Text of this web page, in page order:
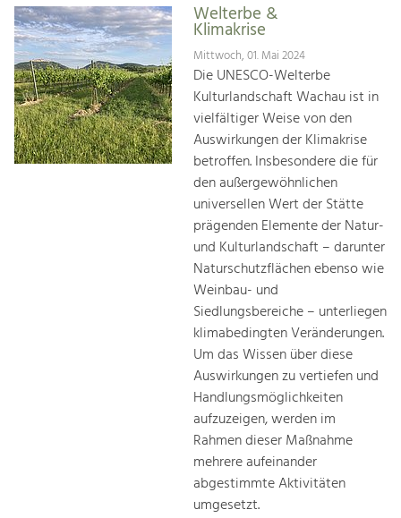
Welterbe &
Klimakrise
Mittwoch, 01. Mai 2024
Die UNESCO-Welterbe
Kulturlandschaft Wachau ist in
vielfältiger Weise von den
Auswirkungen der Klimakrise
betroffen. Insbesondere die für
den außergewöhnlichen
universellen Wert der Stätte
prägenden Elemente der Natur-
und Kulturlandschaft – darunter
Naturschutzflächen ebenso wie
Weinbau- und
Siedlungsbereiche – unterliegen
klimabedingten Veränderungen.
Um das Wissen über diese
Auswirkungen zu vertiefen und
Handlungsmöglichkeiten
aufzuzeigen, werden im
Rahmen dieser Maßnahme
mehrere aufeinander
abgestimmte Aktivitäten
umgesetzt.